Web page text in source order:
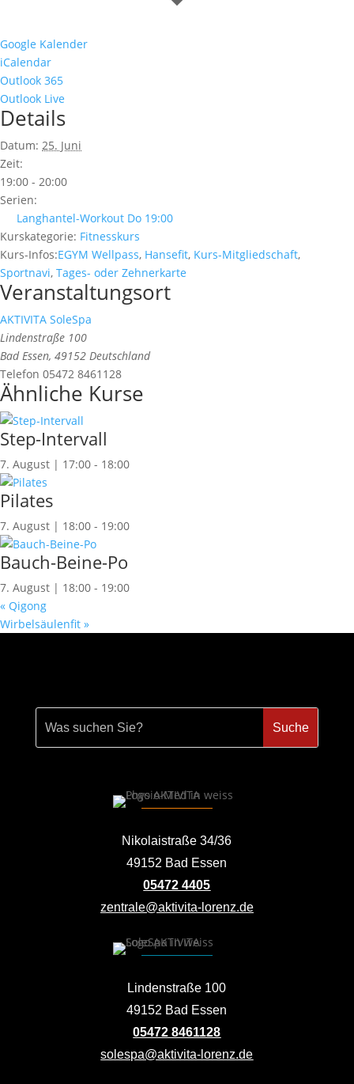
Google Kalender
iCalendar
Outlook 365
Outlook Live
Details
Datum: 25. Juni
Zeit:
19:00 - 20:00
Serien:
Langhantel-Workout Do 19:00
Kurskategorie: Fitnesskurs
Kurs-Infos:EGYM Wellpass, Hansefit, Kurs-Mitgliedschaft,
Sportnavi, Tages- oder Zehnerkarte
Veranstaltungsort
AKTIVITA SoleSpa
Lindenstraße 100
Bad Essen, 49152 Deutschland
Telefon 05472 8461128
Ähnliche Kurse
Step-Intervall
7. August | 17:00 - 18:00
Pilates
7. August | 18:00 - 19:00
Bauch-Beine-Po
7. August | 18:00 - 19:00
« Qigong
Wirbelsäulenfit »
Nikolaistraße 34/36
49152 Bad Essen
05472 4405
zentrale@aktivita-lorenz.de
Lindenstraße 100
49152 Bad Essen
05472 8461128
solespa@aktivita-lorenz.de